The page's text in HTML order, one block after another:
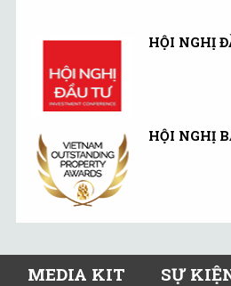
HỘI NGHỊ
HỘI NGHỊ
MEDIA KIT SỰ